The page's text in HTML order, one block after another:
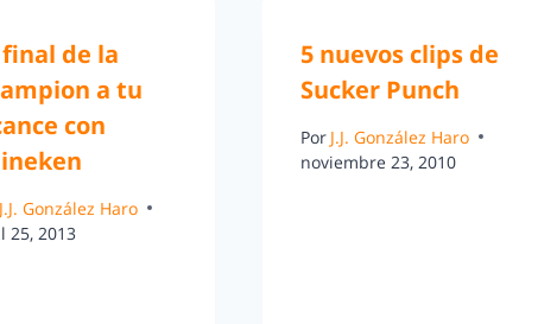
final de la
a tu
con
J.J. González Haro
25, 2013
5 nuevos clips de
Sucker Punch
Por J.J. González Haro
noviembre 23, 2010